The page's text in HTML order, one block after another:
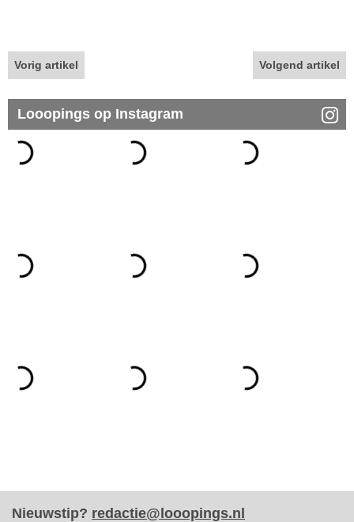
Vorig artikel Volgend artikel
Looopings op Instagram
Nieuwstip? redactie@looopings.nl